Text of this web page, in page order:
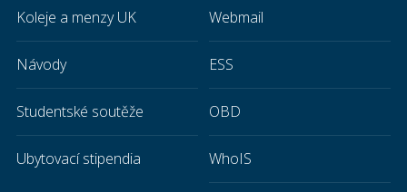
Koleje a menzy UK
Návody
Studentské soutěže
Ubytovací stipendia
Webmail
ESS
OBD
WhoIS